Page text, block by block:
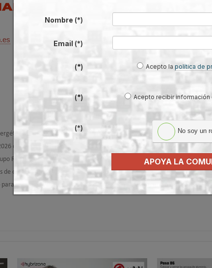
Modificado por última
debe ser realista, inclusiva y tecnológicamente diversa"
de HTW y Giatsu con nuevas soluciones eficientes
Riello y refuerza su liderazgo en soluciones de confort térmico
de calor a los profesionales con una gira por España
optimizar la calefacción central
Nombre (*)
Email (*)
(*) Acepto lapolítica de
(*) Acepto recibir
(*) No soy un
APOYA LA